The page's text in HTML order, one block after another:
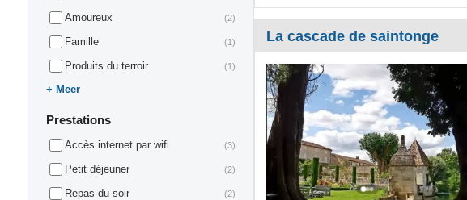
Amoureux (2)
Famille (1)
Produits du terroir (1)
Meer
Prestations
Accès internet par wifi (3)
Petit déjeuner (2)
Repas du soir (2)
La cascade de saintonge